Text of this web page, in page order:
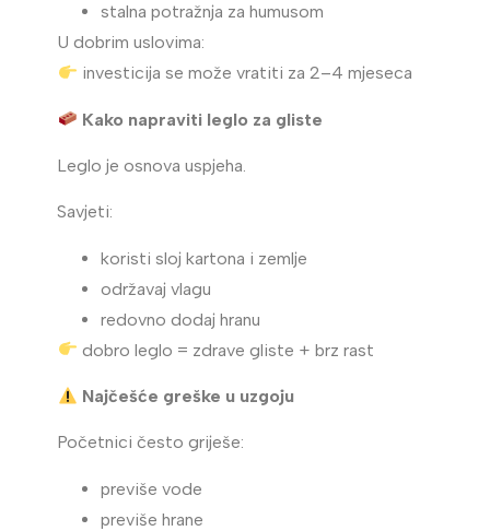
stalna potražnja za humusom
U dobrim uslovima:
investicija se može vratiti za 2–4 mjeseca
Kako napraviti leglo za gliste
Leglo je osnova uspjeha.
Savjeti:
koristi sloj kartona i zemlje
održavaj vlagu
redovno dodaj hranu
dobro leglo = zdrave gliste + brz rast
Najčešće greške u uzgoju
Početnici često griješe:
previše vode
previše hrane